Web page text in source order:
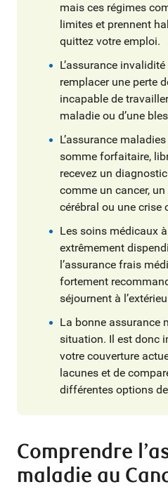
mais ces régimes
limites et prennent
quittez votre emploi.
L’assurance
remplacer une perte
incapable de
maladie ou d’une
L’assurance
somme forfaitaire,
recevez un
comme un cancer,
cérébral ou une crise
Les soins médicaux
extrêmement
l’assurance frais
fortement
séjournent à
La bonne assurance
situation. Il est donc
votre couverture
lacunes et de
différentes options
Comprendre
maladie au